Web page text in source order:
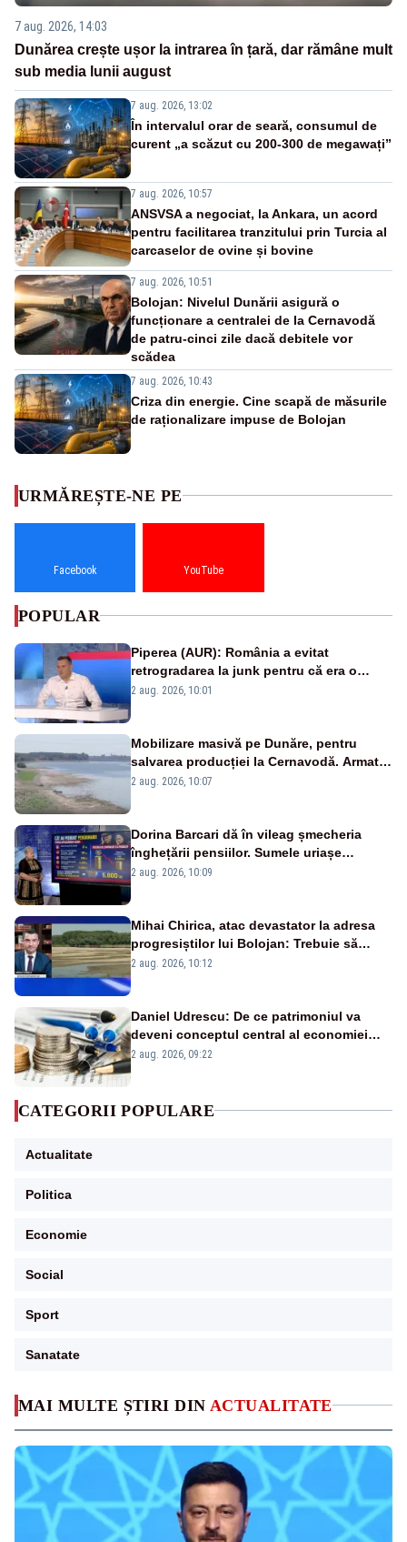
7 aug. 2026, 14:03
Dunărea crește ușor la intrarea în țară, dar rămâne mult
sub media lunii august
7 aug. 2026, 13:02
În intervalul orar de seară, consumul de
curent „a scăzut cu 200-300 de megawați”
7 aug. 2026, 10:57
ANSVSA a negociat, la Ankara, un acord
pentru facilitarea tranzitului prin Turcia al
carcaselor de ovine și bovine
7 aug. 2026, 10:51
Bolojan: Nivelul Dunării asigură o
funcționare a centralei de la Cernavodă
de patru-cinci zile dacă debitele vor
scădea
7 aug. 2026, 10:43
Criza din energie. Cine scapă de măsurile
de raționalizare impuse de Bolojan
MAI MULTE ȘTIRI DIN ACTUALITATE
URMĂREȘTE-NE PE
Facebook YouTube
POPULAR
Piperea (AUR): România a evitat
retrogradarea la junk pentru că era o
catastrofă pentru bănci și fondurile de
2 aug. 2026, 10:01
Mobilizare masivă pe Dunăre, pentru
salvarea producției la Cernavodă. Armata
va detona o stâncă și va devia apa
2 aug. 2026, 10:07
Dorina Barcari dă în vileag șmecheria
înghețării pensiilor. Sumele uriașe
pierdute de fiecare român
2 aug. 2026, 10:09
Mihai Chirica, atac devastator la adresa
progresiștilor lui Bolojan: Trebuie să
protejăm și natura, dar nu șținem omaneii
2 aug. 2026, 10:12
Daniel Udrescu: De ce patrimoniul va
deveni conceptul central al economiei
viitoare?
2 aug. 2026, 09:22
CATEGORII POPULARE
Actualitate
Politica
Economie
Social
Sport
Sanatate